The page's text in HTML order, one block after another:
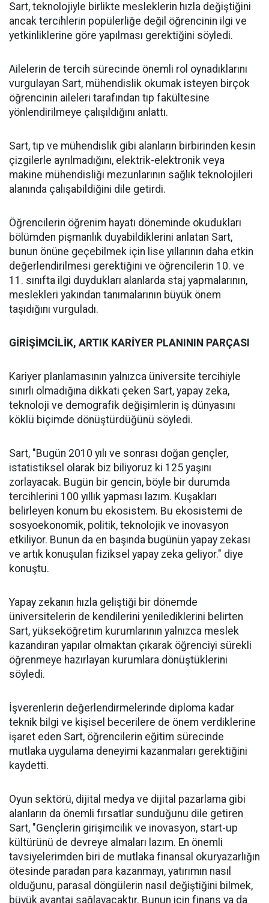
Sart, teknolojiyle birlikte mesleklerin hızla değiştiğini
ancak tercihlerin popülerliğe değil öğrencinin ilgi ve
yetkinliklerine göre yapılması gerektiğini söyledi.
Ailelerin de tercih sürecinde önemli rol oynadıklarını
vurgulayan Sart, mühendislik okumak isteyen birçok
öğrencinin aileleri tarafından tıp fakültesine
yönlendirilmeye çalışıldığını anlattı.
Sart, tıp ve mühendislik gibi alanların birbirinden kesin
çizgilerle ayrılmadığını, elektrik-elektronik veya
makine mühendisliği mezunlarının sağlık teknolojileri
alanında çalışabildiğini dile getirdi.
Öğrencilerin öğrenim hayatı döneminde okudukları
bölümden pişmanlık duyabildiklerini anlatan Sart,
bunun önüne geçebilmek için lise yıllarının daha etkin
değerlendirilmesi gerektiğini ve öğrencilerin 10. ve
11. sınıfta ilgi duydukları alanlarda staj yapmalarının,
meslekleri yakından tanımalarının büyük önem
taşıdığını vurguladı.
GİRİŞİMCİLİK, ARTIK KARİYER PLANININ PARÇASI
Kariyer planlamasının yalnızca üniversite tercihiyle
sınırlı olmadığına dikkati çeken Sart, yapay zeka,
teknoloji ve demografik değişimlerin iş dünyasını
köklü biçimde dönüştürdüğünü söyledi.
Sart, "Bugün 2010 yılı ve sonrası doğan gençler,
istatistiksel olarak biz biliyoruz ki 125 yaşını
zorlayacak. Bugün bir gencin, böyle bir durumda
tercihlerini 100 yıllık yapması lazım. Kuşakları
belirleyen konum bu ekosistem. Bu ekosistemi de
sosyoekonomik, politik, teknolojik ve inovasyon
etkiliyor. Bunun da en başında bugünün yapay zekası
ve artık konuşulan fiziksel yapay zeka geliyor." diye
konuştu.
Yapay zekanın hızla geliştiği bir dönemde
üniversitelerin de kendilerini yenilediklerini belirten
Sart, yükseköğretim kurumlarının yalnızca meslek
kazandıran yapılar olmaktan çıkarak öğrenciyi sürekli
öğrenmeye hazırlayan kurumlara dönüştüklerini
söyledi.
İşverenlerin değerlendirmelerinde diploma kadar
teknik bilgi ve kişisel becerilere de önem verdiklerine
işaret eden Sart, öğrencilerin eğitim sürecinde
mutlaka uygulama deneyimi kazanmaları gerektiğini
kaydetti.
Oyun sektörü, dijital medya ve dijital pazarlama gibi
alanların da önemli fırsatlar sunduğunu dile getiren
Sart, "Gençlerin girişimcilik ve inovasyon, start-up
kültürünü de devreye almaları lazım. En önemli
tavsiyelerimden biri de mutlaka finansal okuryazarlığın
ötesinde paradan para kazanmayı, yatırımın nasıl
olduğunu, parasal döngülerin nasıl değiştiğini bilmek,
büyük avantaj sağlayacaktır. Bunun için finans ya da